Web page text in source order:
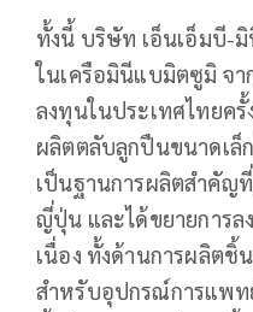
ทั้งนี้ บริษัท เอ็นเอ็มบี-
ในเครือมินีแบมิตซูมิ จา
ลงทุนในประเทศไทยครั้
ผลิตตลับลูกปืนขนาดเล็
เป็นฐานการผลิตสำคัญ
ญี่ปุ่น และได้ขยายการล
เนื่อง ทั้งด้านการผลิตชิ้
สำหรับอุปกรณ์การแพท